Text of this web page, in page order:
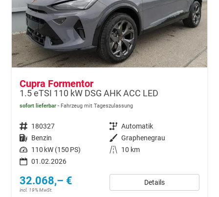
Cupra Formentor
1.5 eTSI 110 kW DSG AHK ACC LED
sofort lieferbar Fahrzeug mit Tageszulassung
Fahrzeugnr. 180327 Getriebe Automatik
Kraftstoff Benzin Außenfarbe Graphenegrau
Leistung 110 kW (150 PS) Kilometerstand
10 km
01.02.2026
32.068,– €
incl. 19% MwSt.
Details